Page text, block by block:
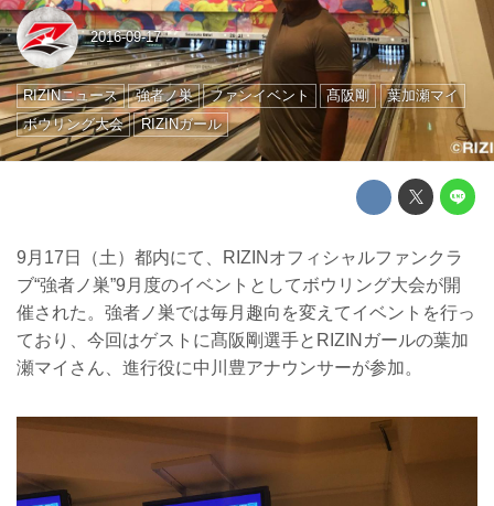
2016-09-17
RIZINニュース 強者ノ巣 ファンイベント 髙阪剛
葉加瀬マイ
ボウリング大会
RIZINガール
9月17日（土）都内にて、RIZINオフィシャルファンクラ
ブ“強者ノ巣”9月度のイベントとしてボウリング大会が開
催された。強者ノ巣では毎月趣向を変えてイベントを行っ
ており、今回はゲストに髙阪剛選手とRIZINガールの葉加
瀬マイさん、進行役に中川豊アナウンサーが参加。